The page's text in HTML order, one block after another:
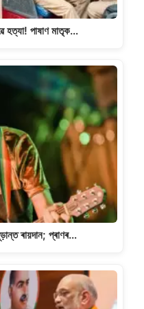
হত্যা! পাষাণ মাতৃক…
ৰায়দান; প্ৰাণৰ…